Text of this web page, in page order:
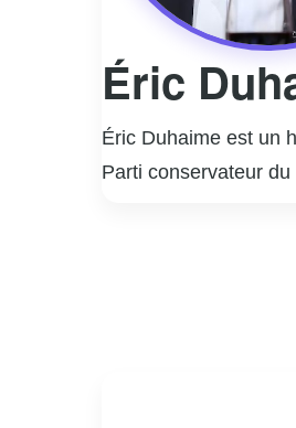
Éric
Éric Duhaime est un
Parti conservateur
diverses
autant